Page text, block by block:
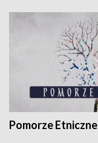
Pomorze Etniczne